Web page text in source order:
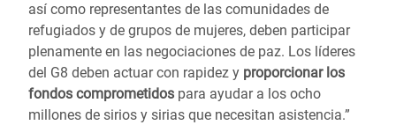
así como representantes de las comunidades de
refugiados y de grupos de mujeres, deben participar
plenamente en las negociaciones de paz. Los líderes
del G8 deben actuar con rapidez y proporcionar los
fondos comprometidos para ayudar a los ocho
millones de sirios y sirias que necesitan asistencia.”